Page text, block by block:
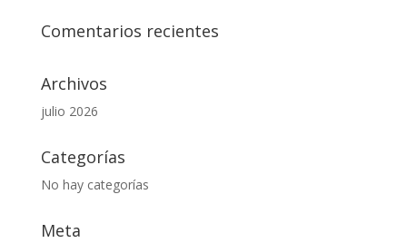
Comentarios recientes
Archivos
julio 2026
Categorías
No hay categorías
Meta